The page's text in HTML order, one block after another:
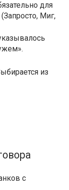
для
Миг,
из
с